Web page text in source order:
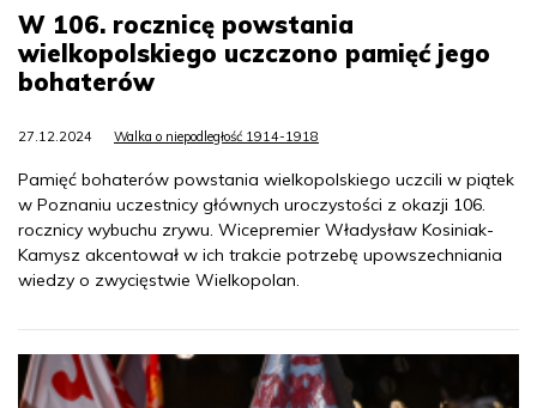
W 106. rocznicę powstania
wielkopolskiego uczczono pamięć jego
bohaterów
27.12.2024 Walka o niepodległość 1914-1918
Pamięć bohaterów powstania wielkopolskiego uczcili w piątek
w Poznaniu uczestnicy głównych uroczystości z okazji 106.
rocznicy wybuchu zrywu. Wicepremier Władysław Kosiniak-
Kamysz akcentował w ich trakcie potrzebę upowszechniania
wiedzy o zwycięstwie Wielkopolan.